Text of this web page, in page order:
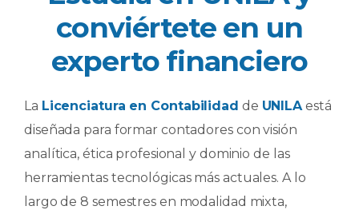
conviértete en un
experto financiero
La Licenciatura en Contabilidad de UNILAestá
diseñada para formar contadores con visión
analítica, ética profesional y dominio de las
herramientas tecnológicas más actuales. A lo
largo de 8 semestres en modalidad mixta,